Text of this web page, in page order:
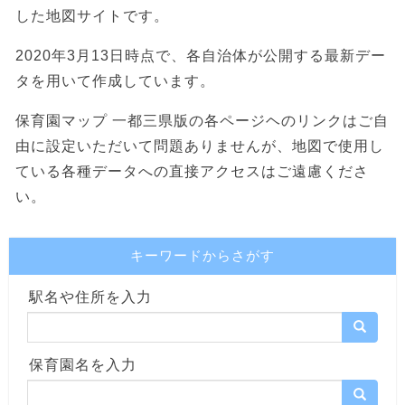
した地図サイトです。
2020年3月13日時点で、各自治体が公開する最新デー
タを用いて作成しています。
保育園マップ 一都三県版の各ページヘのリンクはご自
由に設定いただいて問題ありませんが、地図で使用し
ている各種データへの直接アクセスはご遠慮くださ
い。
キーワードからさがす
駅名や住所を入力
保育園名を入力